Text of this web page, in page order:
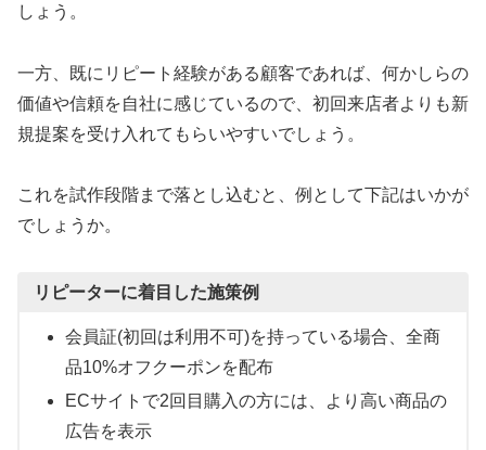
しょう。
一方、既にリピート経験がある顧客であれば、何かしらの
価値や信頼を自社に感じているので、初回来店者よりも新
規提案を受け入れてもらいやすいでしょう。
これを試作段階まで落とし込むと、例として下記はいかが
でしょうか。
リピーターに着目した施策例
会員証(初回は利用不可)を持っている場合、全商
品10%オフクーポンを配布
ECサイトで2回目購入の方には、より高い商品の
広告を表示